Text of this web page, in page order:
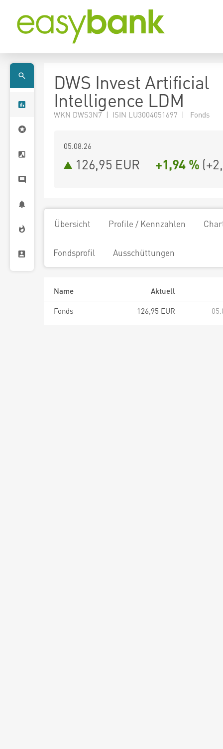
DWS Invest Artificial
Intelligence LDM
WKN DWS3N7 | ISIN LU3004051697 | Fonds
05.08.26
126,95 EUR +1,94 % (
Übersicht Profile / Kennzahlen
Fondsprofil Ausschüttungen
Name
Aktuell
Fonds
126,95 EUR